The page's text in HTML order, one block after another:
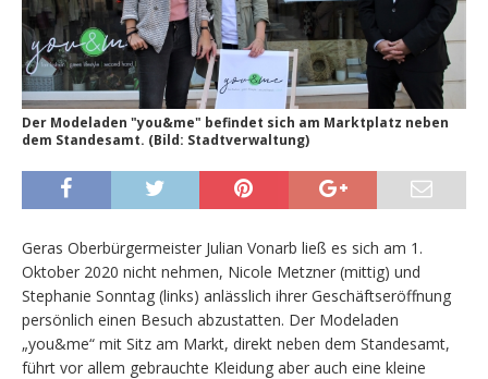
Der Modeladen "you&me" befindet sich am Marktplatz neben
dem Standesamt. (Bild: Stadtverwaltung)
Geras Oberbürgermeister Julian Vonarb ließ es sich am 1.
Oktober 2020 nicht nehmen, Nicole Metzner (mittig) und
Stephanie Sonntag (links) anlässlich ihrer Geschäftseröffnung
persönlich einen Besuch abzustatten. Der Modeladen
„you&me“ mit Sitz am Markt, direkt neben dem Standesamt,
führt vor allem gebrauchte Kleidung aber auch eine kleine